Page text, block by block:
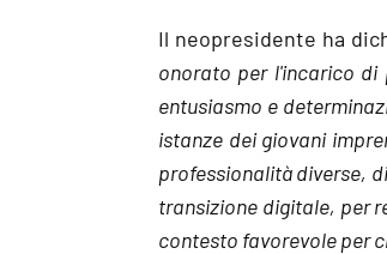
Il neopresidente ha
onorato per l'incarico di
entusiasmo e
istanze dei giovani
professionalità diverse,
transizione digitale, per
contesto favorevole per